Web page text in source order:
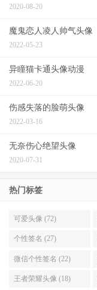
2020-08-20
魔鬼恋人凌人帅气头像
2022-05-23
异瞳猫卡通头像动漫
2022-06-20
伤感失落的脸萌头像
2022-03-16
无奈伤心绝望头像
2020-07-31
热门标签
可爱头像 (72)
个性签名 (27)
微信个性签名 (22)
王者荣耀头像 (18)